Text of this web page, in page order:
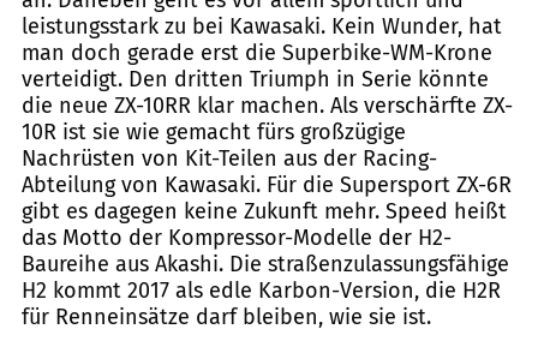
leistungsstark zu bei Kawasaki. Kein Wunder, hat
man doch gerade erst die Superbike-WM-Krone
verteidigt. Den dritten Triumph in Serie könnte
die neue ZX-10RR klar machen. Als verschärfte ZX-
10R ist sie wie gemacht fürs großzügige
Nachrüsten von Kit-Teilen aus der Racing-
Abteilung von Kawasaki. Für die Supersport ZX-6R
gibt es dagegen keine Zukunft mehr. Speed heißt
das Motto der Kompressor-Modelle der H2-
Baureihe aus Akashi. Die straßenzulassungsfähige
H2 kommt 2017 als edle Karbon-Version, die H2R
für Renneinsätze darf bleiben, wie sie ist.